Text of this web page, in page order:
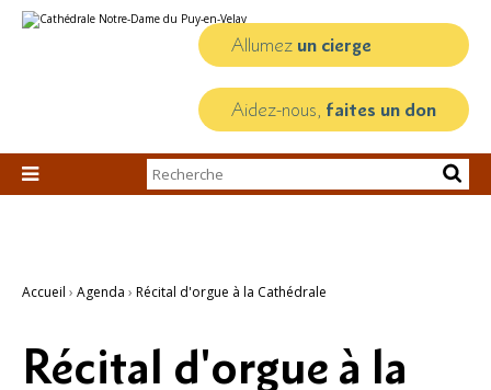
au
personnels
Allumez un cierge
Aidez-nous, faites un don

Chercher par
Recherche
Accueil › Agenda › Récital d'orgue à la Cathédrale
Récital d'orgue à la